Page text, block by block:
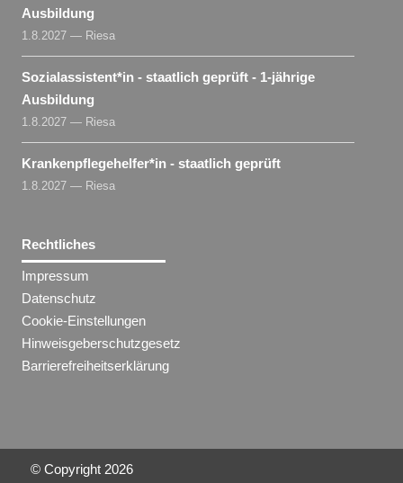
Ausbildung
1.8.2027 — Riesa
Sozialassistent​*in - staatlich geprüft - 1-jährige
Ausbildung
1.8.2027 — Riesa
Krankenpflegehelfer​*in - staatlich geprüft
1.8.2027 — Riesa
Rechtliches
Impressum
Datenschutz
Cookie-Einstellungen
Hinweisgeberschutzgesetz
Barrierefreiheitserklärung
© Copyright 2026